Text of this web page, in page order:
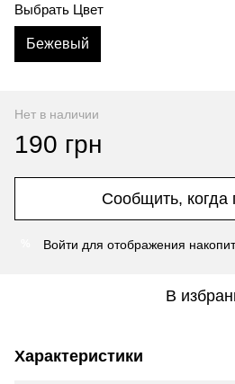
Выбрать Цвет
Бежевый
Нет в наличии
190 грн
Сообщить, когда
Войти для отображения
В
Характеристики